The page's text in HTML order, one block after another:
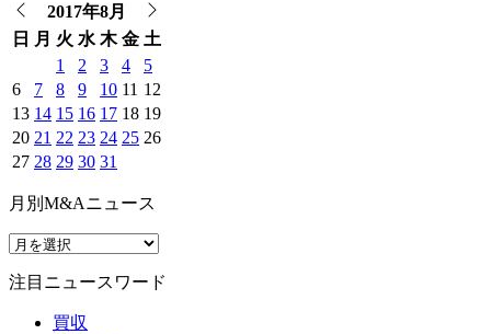
2017年8月
日
月 火 水 木 金 土
1
2 3 4
5
6
7 8 9 10 11 12
13 14 15 16 17 18 19
20 21 22 23 24 25 26
27 28 29 30 31
月別M&Aニュース
注目ニュースワード
買収